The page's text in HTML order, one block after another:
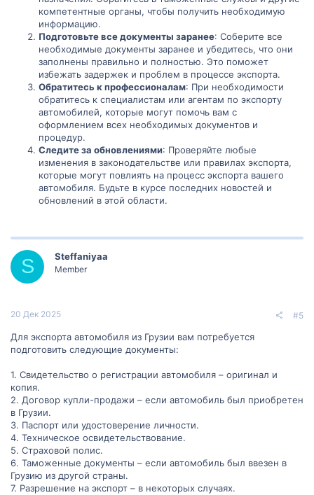
компетентные органы, чтобы получить необходимую
информацию.
Подготовьте все документы заранее: Соберите все
необходимые документы заранее и убедитесь, что они
заполнены правильно и полностью. Это поможет
избежать задержек и проблем в процессе экспорта.
Обратитесь к профессионалам: При необходимости
обратитесь к специалистам или агентам по экспорту
автомобилей, которые могут помочь вам с
оформлением всех необходимых документов и
процедур.
Следите за обновлениями: Проверяйте любые
изменения в законодательстве или правилах экспорта,
которые могут повлиять на процесс экспорта вашего
автомобиля. Будьте в курсе последних новостей и
обновлений в этой области.
S Steffaniyaa
Member
20 Дек 2025 #5
Для экспорта автомобиля из Грузии вам потребуется
подготовить следующие документы:
1. Свидетельство о регистрации автомобиля – оригинал и
копия.
2. Договор купли-продажи – если автомобиль был приобретен
в Грузии.
3. Паспорт или удостоверение личности.
4. Техническое освидетельствование.
5. Страховой полис.
6. Таможенные документы – если автомобиль был ввезен в
Грузию из другой страны.
7. Разрешение на экспорт – в некоторых случаях.